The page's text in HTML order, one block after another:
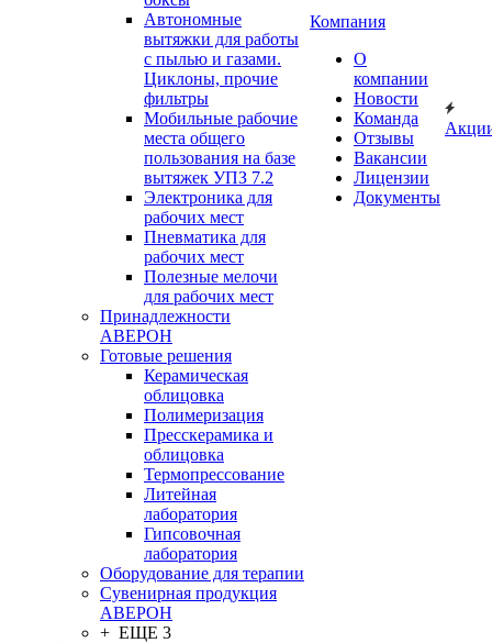
Автономные
вытяжки для работы
с пылью и газами.
Циклоны, прочие
фильтры
Мобильные рабочие
места общего
пользования на базе
вытяжек УПЗ 7.2
Электроника для
рабочих мест
Пневматика для
рабочих мест
Полезные мелочи
для рабочих мест
Принадлежности
АВЕРОН
Готовые решения
Керамическая
облицовка
Полимеризация
Пресскерамика и
облицовка
Термопрессование
Литейная
лаборатория
Гипсовочная
лаборатория
Оборудование для терапии
Сувенирная продукция
АВЕРОН
+ ЕЩЕ 3
Компания
О
компании
Новости
Команда
Отзывы
Вакансии
Лицензии
Документы